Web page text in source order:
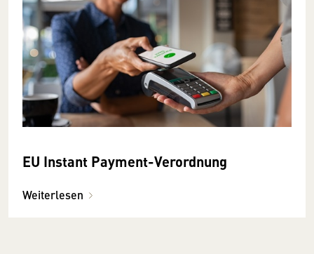
EU Instant Payment-Verordnung
Weiterlesen